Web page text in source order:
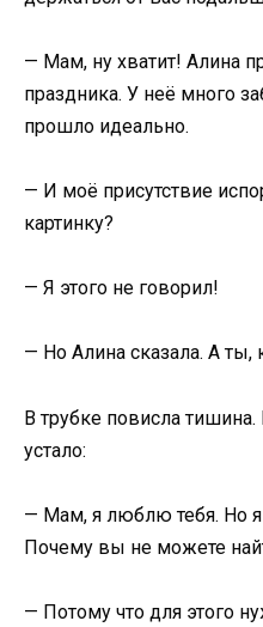
— Мам, ну хватит! Алина
праздника. У неё много
прошло идеально.
— И моё присутствие
картинку?
— Я этого не говорил!
— Но Алина сказала. А ты,
В трубке повисла
устало:
— Мам, я люблю тебя. Но
Почему вы не можете
— Потому что для этого